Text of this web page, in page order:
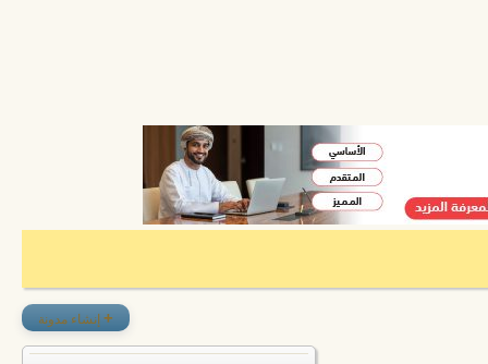
+ إنشاء مدونة